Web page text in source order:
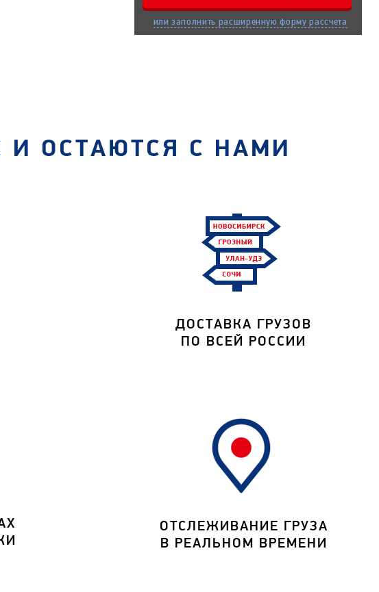
или заполнить расширенную форму рассчета
ОСТАЮТСЯ С НАМИ
ДОСТАВКА ГРУЗОВ
ПО ВСЕЙ РОССИИ
ОТСЛЕЖИВАНИЕ ГРУЗА
В РЕАЛЬНОМ ВРЕМЕНИ